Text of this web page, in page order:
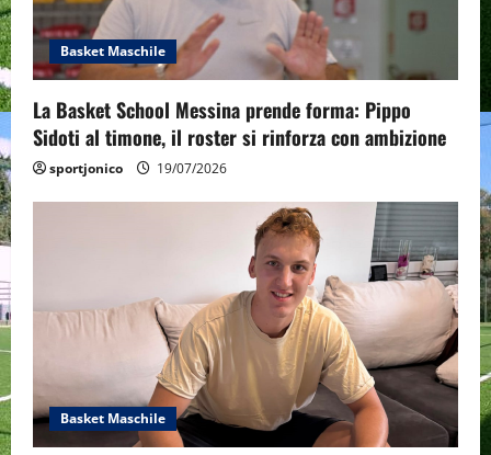
Basket Maschile
La Basket School Messina prende forma: Pippo
Sidoti al timone, il roster si rinforza con ambizione
sportjonico 19/07/2026
Basket Maschile